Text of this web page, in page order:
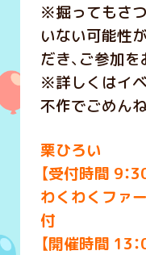
※掘ってもさ
いない可能性
だき、ご参加
※詳しくはイ
不作でごめん
栗ひろい
【受付時間 9：
わくわくファ
付
【開催時間 13：